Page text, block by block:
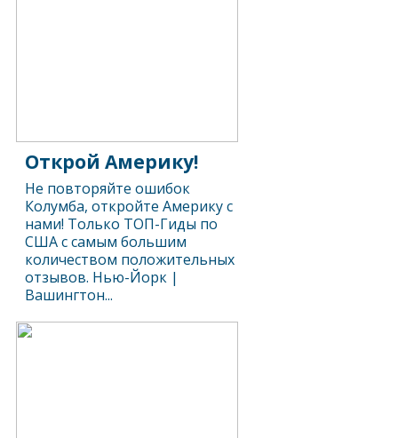
Открой Америку!
Не повторяйте ошибок
Колумба, откройте Америку с
нами! Только ТОП-Гиды по
США с самым большим
количеством положительных
отзывов. Нью-Йорк |
Вашингтон...